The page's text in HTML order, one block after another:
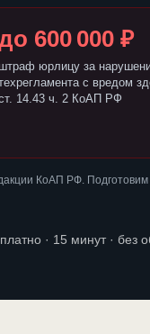
600 000 ₽
штраф юрлицу за
с вредом
14.43 ч. 2 КоАП РФ
КоАП РФ.
· 15 минут · без